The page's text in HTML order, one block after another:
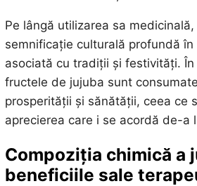
Pe lângă utilizarea sa
semnificație culturală profundă în
asociată cu tradiții și festivități.
fructele de jujuba sunt
prosperității și sănătății, ceea ce
aprecierea care i se acordă de-a
Compoziția chimică a
beneficiile sale